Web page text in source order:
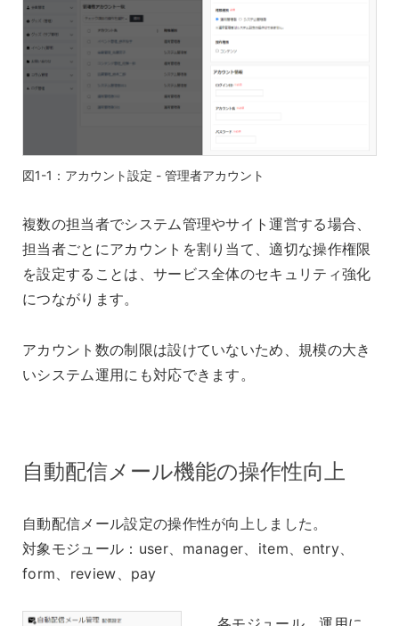
図1-1：アカウント設定 - 管理者アカウント
複数の担当者でシステム管理やサイト運営する場合、
担当者ごとにアカウントを割り当て、適切な操作権限
を設定することは、サービス全体のセキュリティ強化
につながります。
アカウント数の制限は設けていないため、規模の大き
いシステム運用にも対応できます。
自動配信メール機能の操作性向上
自動配信メール設定の操作性が向上しました。
対象モジュール：user、manager、item、entry、
form、review、pay